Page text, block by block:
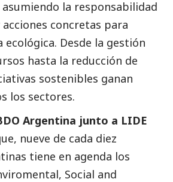
la responsabilidad
concretas para
ecológica. Desde la gestión
hasta la reducción de
sostenibles ganan
los sectores.
Argentina junto a LIDE
nueve de cada diez
tiene en agenda los
Social and